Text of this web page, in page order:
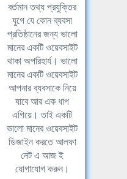
বর্তমান তথ্য প্রযুক্তির
যুগে যে কোন ব্যবসা
প্রতিষ্ঠানের জন্য ভালো
মানের একটি ওয়েবসাইট
থাকা অপরিহার্য। ভালো
মানের একটি ওয়েবসাইট
আপনার ব্যবসাকে নিয়ে
যাবে আর এক ধাপ
এগিয়ে। তাই একটি
ভালো মানের ওয়েবসাইট
ডিজাইন করতে আলফা
নেট এ আজ ই
যোগাযোগ করুন।